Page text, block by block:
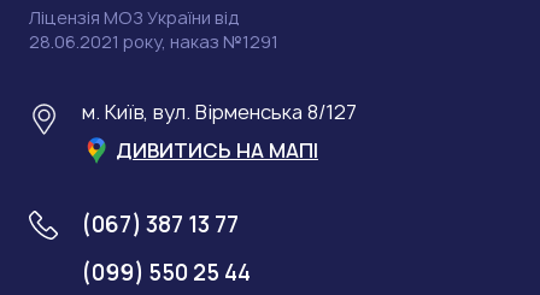
Ліцензія МОЗ України від
28.06.2021 року, наказ №1291
м. Київ, вул. Вірменська 8/127
ДИВИТИСЬ НА МАПІ
(067) 387 13 77
(099) 550 25 44